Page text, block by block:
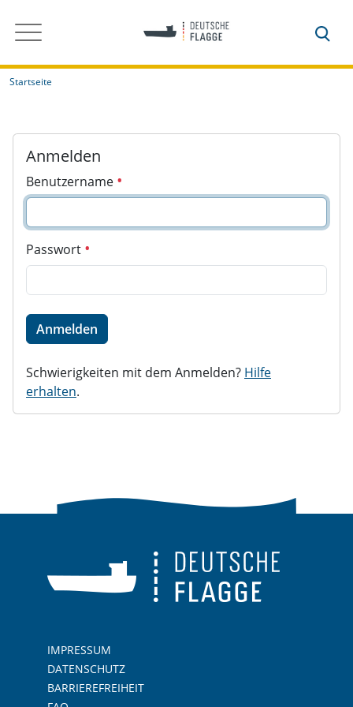
Startseite
Anmelden
Benutzername
Passwort
Anmelden
Schwierigkeiten mit dem Anmelden? Hilfe
erhalten.
IMPRESSUM
DATENSCHUTZ
BARRIEREFREIHEIT